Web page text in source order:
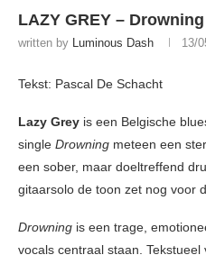
LAZY GREY – Drowning
written by Luminous Dash 13/
Tekst: Pascal De Schacht
Lazy Grey is een Belgische
single Drowning meteen een
een sober, maar doeltreffend
gitaarsolo de toon zet nog voor
Drowning is een trage,
vocals centraal staan.